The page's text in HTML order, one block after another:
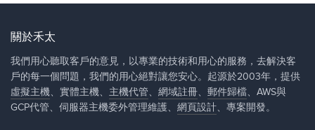
關於禾太
我們用心聽取客戶的意見，以專業的技術和用心的服務，去解決客
戶的每一個問題，我們的用心絕對讓您安心。起源於2003年，提供
虛擬主機、實體主機、 主機代管、 網域註冊、 郵件歸檔、AWS與
GCP代管、伺服器主機委外管理維護、 網頁設計、專案開發。